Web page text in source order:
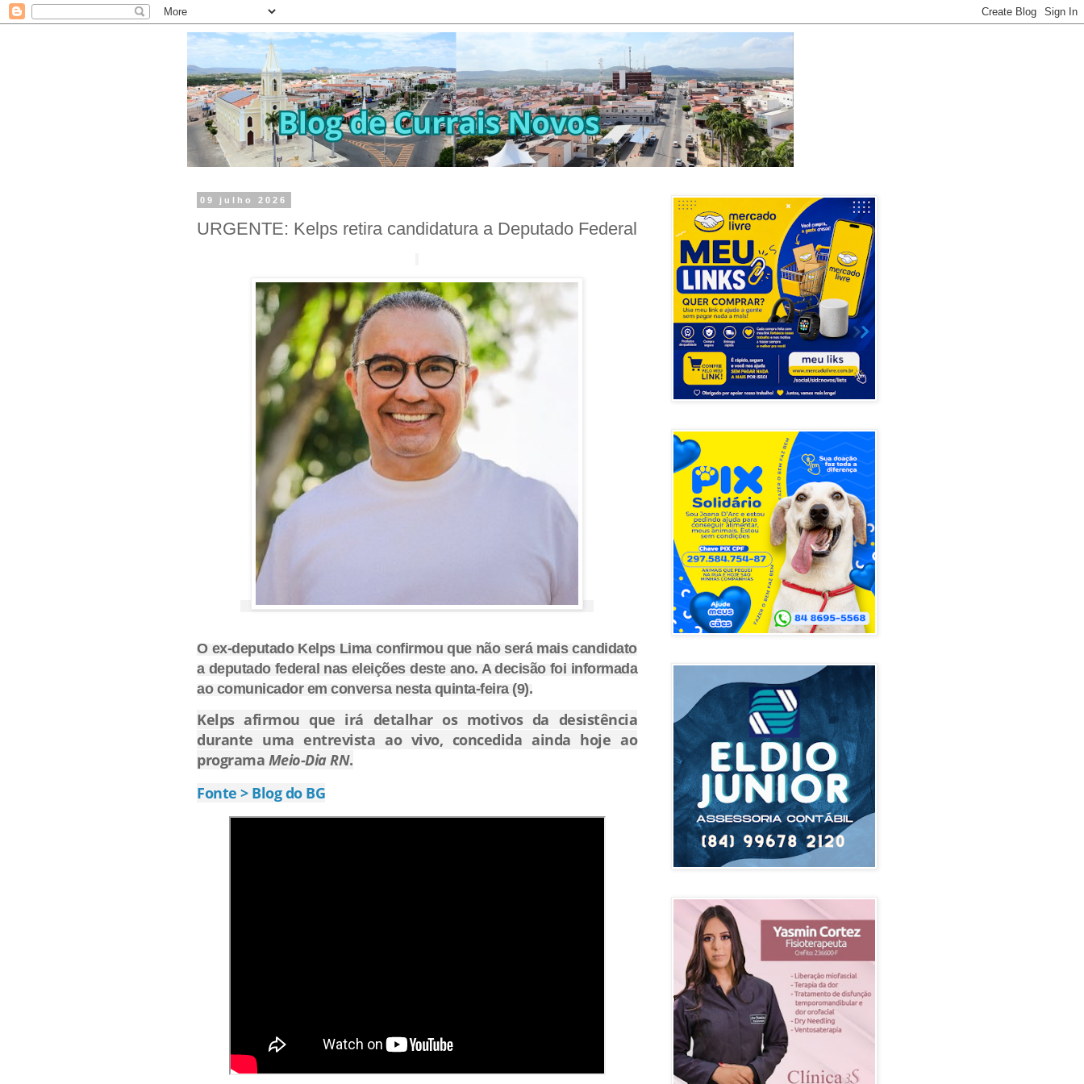
09 julho 2026
URGENTE: Kelps retira candidatura a Deputado Federal
O ex-deputado Kelps Lima confirmou que não será mais candidato
a deputado federal nas eleições deste ano. A decisão foi informada
ao comunicador em conversa nesta quinta-feira (9).
Kelps afirmou que irá detalhar os motivos da desistência
durante uma entrevista ao vivo, concedida ainda hoje ao
programa Meio-Dia RN.
Fonte > Blog do BG